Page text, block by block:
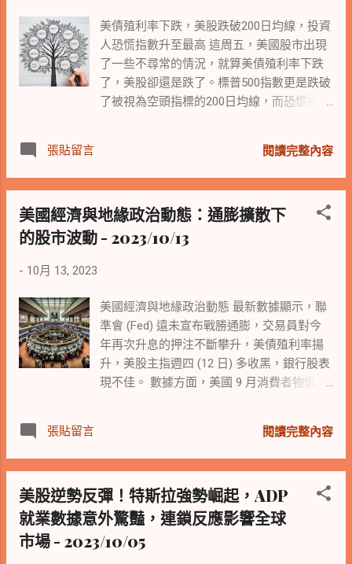
的股價也下跌了3.49%，預測第四季營收和每
股純益均低於分析師預期，給整個晶片產業
帶來了壞兆頭。 然而，微軟的股價卻上漲了
3.07%，超越華爾街的預期。微軟公布的2024
會計年度第一季業績表現出色，且營運費用
家Mark Gurman表示，蘋果計劃對其AirPods
來新變化。 全球經濟動態 🌍 加拿大央行維
持利率不變，市場普遍認為歐洲央行、美聯
儲和英國央行都將暫不加息。加拿大央行行
長表示，目前不會討論降息，但準備在必要
性。德國企業士氣在六個月來首次上升，但
整體情緒仍然低迷，經濟學家不排除一年內
發...
的獲利超出分析師的預期。 中美貿易緊張局
勢有所緩解 自川普時代挑起對中國的貿易爭
端以來，中國糧食企業週二首次參加採購美
國農產品的正式簽約儀式。美國黃豆出口商
會 (USSEC) 聲明指出，中儲糧和中糧國際等
項協議。 中東局勢緊張 以色列與哈瑪斯衝突
不斷，美國總統拜登表示，人道援助進入加
薩的速度不夠快，美國國務卿布林肯表示，
隨著以色列擴大轟炸行動，可能需要暫停衝
突，為平民提供協助。法國總統馬克宏
蘋果週二將宣布計劃以公平合理的價格向獨
立維修店和全國消費者提供維修產品所需的
零件、工具和說明書。 Verizon (VZ-US) 飆
漲 9.27% 至每股 34.30 美元，創近 15 年來最
亮眼單日表現。 根據 LSEG 對分析師的調
超出分析師預期。 晶片設計公司輝達
(NVDA-US) 揚升 2.32% 至每股 412.05 美元。
輝達週二表示，美國新的出口限制於週一生
銷往中國。不過輝達預估新限制不會對其營
收產生短期影響。 可口可樂 (KO-US)...
美債殖利率下跌，美股跌破200日均線，投資
人恐慌指數升至最高 這周五，美國股市出現
了一些不尋常的情況，就算美債殖利率下跌
了，美股卻還是跌了。標普500指數更是跌破
了被視為空頭指標的200日均線，而恐慌指標
加上中東衝突和美債殖利率的影響，投資人
對市場出現了一些恐慌。 標普500指數和那
瓊工業指數更是下跌了287點。這周三大指數
都是收黑的。投資人一方面受到借貸成本上
期來看，台積電還是保住了0.9%的漲勢。台
積電的業績展望雖然優於預期，但美國對大
陸晶片出口管制的衝擊仍然難以避免。台積
電的大客戶輝達（Nvidia）這周更是重挫了近
9%。 有分析師表示，中東局勢的不穩定引發
評估策略，將重點從風險較高的資產轉移到
更安全的投資。 下周將迎來財報季，微軟、
Alphabet等大型股將公布財報 下周將是一個
和Meta等大型股將公布財報。這些大型股是
推動標普500指數今年上漲的主力，其他股票
的表現相形見絀。 根據彭博統計，截至本周
五上午，標普500指數成份股公司中有86家已
張貼留言 閱讀完整內容
美國經濟與地緣政治動態：通膨擴散下
的股市波動 - 2023/10/13
- 10月 13, 2023
美國經濟與地緣政治動態 最新數據顯示，聯
準會 (Fed) 遠未宣布戰勝通膨，交易員對今
年再次升息的押注不斷攀升，美債殖利率揚
升，美股主指週四 (12 日) 多收黑，銀行股表
現不佳。 數據方面，美國 9 月消費者物價指
CPI 年增 4.1%，為近兩年來最慢增速。 地緣
方面，巴勒斯坦伊斯蘭主義團體哈瑪斯
色列死亡人數已上升至 1,300 多人。數十名
以色列和外國人質被帶回加薩；以色列表示
已確認其中 97 人的身分。加薩當局表示，已
有 1,400 多名巴勒斯坦人被殺，6,000 多人受
張貼留言 閱讀完整內容
美股逆勢反彈！特斯拉強勢崛起，ADP
就業數據意外驚豔，連鎖反應影響全球
市場 - 2023/10/05